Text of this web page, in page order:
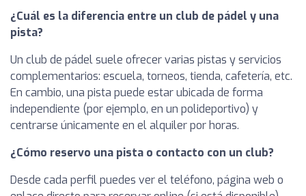
¿Cuál es la diferencia entre un club de pádel y una
pista?
Un club de pádel suele ofrecer varias pistas y servicios
complementarios: escuela, torneos, tienda, cafetería, etc.
En cambio, una pista puede estar ubicada de forma
independiente (por ejemplo, en un polideportivo) y
centrarse únicamente en el alquiler por horas.
¿Cómo reservo una pista o contacto con un club?
Desde cada perfil puedes ver el teléfono, página web o